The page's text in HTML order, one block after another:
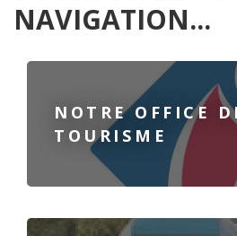
NAVIGATION...
NOTRE OFFICE
TOURISME